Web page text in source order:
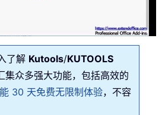
了解 Kutools/KUTOOLS
集众多强大功能，包括高效的
30 天免费无限制体验，不容